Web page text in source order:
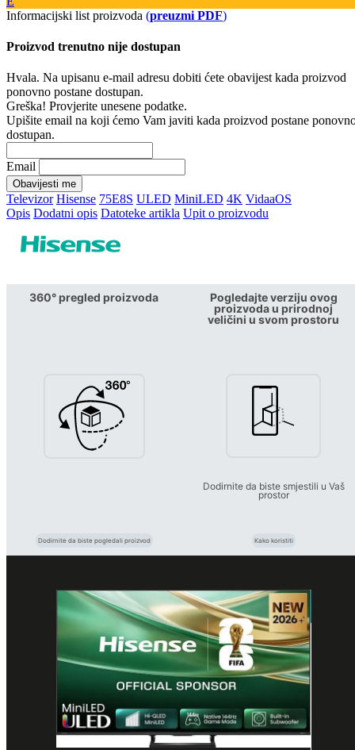
Informacijski list proizvoda (preuzmi PDF)
Proizvod trenutno nije dostupan
Hvala. Na upisanu e-mail adresu dobiti ćete obavijest kada proizvod
ponovno postane dostupan.
Greška! Provjerite unesene podatke.
Upišite email na koji ćemo Vam javiti kada proizvod postane
dostupan.
Email
Obavijesti me
Televizor Hisense 75E8S ULED MiniLED 4K VidaaOS
Opis Dodatni opis Datoteke artikla Upit o proizvodu
360° pregled proizvoda
Dodirnite da biste pogledali proizvod
Pogledajte verziju ovog
proizvoda u prirodnoj
veličini u svom prostoru
Dodirnite da biste smjestili u Vaš
prostor
Kako koristiti